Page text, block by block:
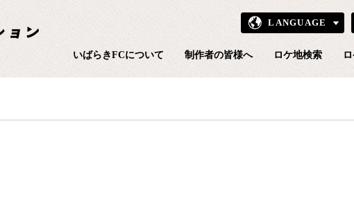
いば
LANGUAGE
いばらきFCについて 制作者の皆様へ ロケ地検索